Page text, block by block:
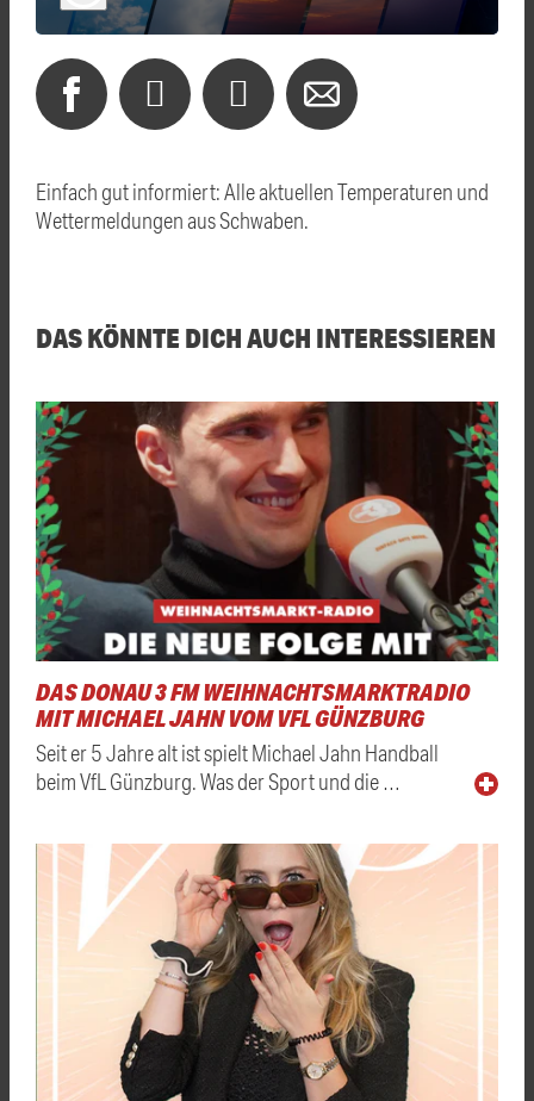
Einfach gut informiert: Alle aktuellen Temperaturen und
Wettermeldungen aus Schwaben.
DAS KÖNNTE DICH AUCH INTERESSIEREN
DAS DONAU 3 FM WEIHNACHTSMARKTRADIO
MIT MICHAEL JAHN VOM VFL GÜNZBURG
Seit er 5 Jahre alt ist spielt Michael Jahn Handball
beim VfL Günzburg. Was der Sport und die …